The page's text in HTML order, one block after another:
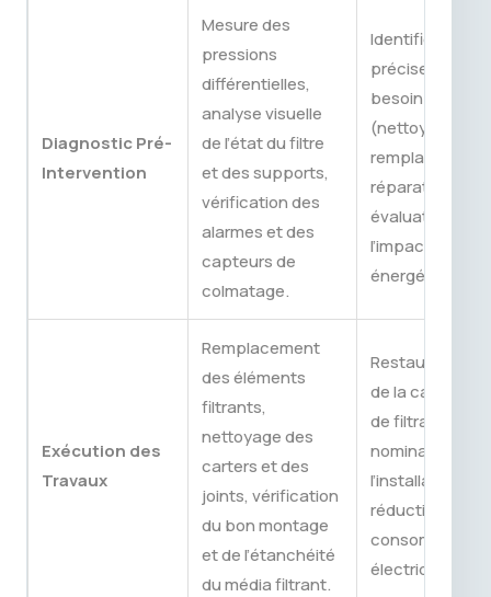
Diagnostic Pré-
Intervention
Mesure des
pressions
différentielles,
analyse visuelle
de l’état du filtre
et des supports,
vérification des
alarmes et des
capteurs de
colmatage.
Identification
précise du
besoin
(nettoyage,
remplacement,
réparation) et
évaluation de
l’impact
énergétique.
Exécution des
Travaux
Remplacement
des éléments
filtrants,
nettoyage des
carters et des
joints, vérification
du bon montage
et de l’étanchéité
du média filtrant.
Restauration
de la capacité
de filtration
nominale de
l’installation et
réduction de la
consommation
électrique.